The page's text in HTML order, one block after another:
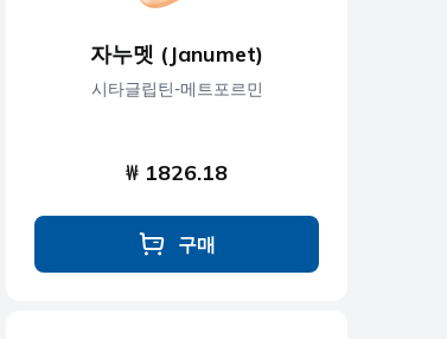
자누멧 (Janumet)
시타글립틴-메트포르민
₩ 1826.18
구매